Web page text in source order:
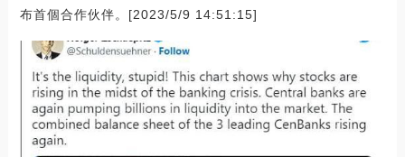
布首個合作伙伴。[2023/5/9 14:51:15]